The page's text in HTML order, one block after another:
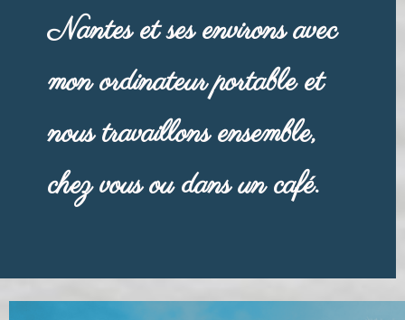
Nantes et ses environs avec
mon ordinateur portable et
nous travaillons ensemble,
chez vous ou dans un café.